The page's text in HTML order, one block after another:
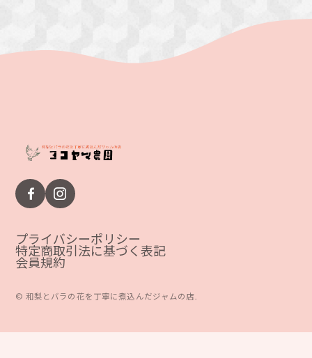
プライバシーポリシー
特定商取引法に基づく表記
会員規約
©︎ 和梨とバラの花を丁寧に煮込んだジャムの店.